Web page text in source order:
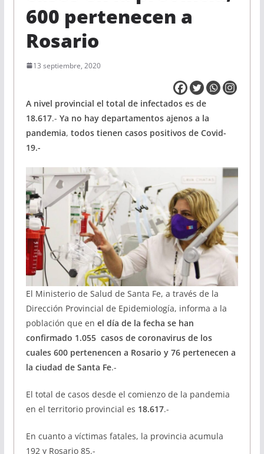
600 pertenecen a
Rosario
13 septiembre, 2020
A nivel provincial el total de infectados es de
18.617.- Ya no hay departamentos ajenos a la
pandemia, todos tienen casos positivos de Covid-
19.-
El Ministerio de Salud de Santa Fe, a través de la
Dirección Provincial de Epidemiología, informa a la
población que en el día de la fecha se han
confirmado 1.055 casos de coronavirus de los
cuales 600 pertenencen a Rosario y 76 pertenecen a
la ciudad de Santa Fe.-
El total de casos desde el comienzo de la pandemia
en el territorio provincial es 18.617.-
En cuanto a víctimas fatales, la provincia acumula
192 y Rosario 85.-